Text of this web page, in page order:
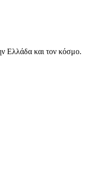
Ελλάδα και τον κόσμο.